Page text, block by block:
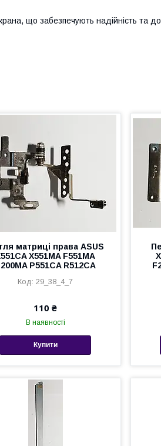
що забезпечують надійність та
матриці права ASUS
X551MA F551MA
P551CA R512CA
29_38_4_7
110 ₴
В наявності
Купити